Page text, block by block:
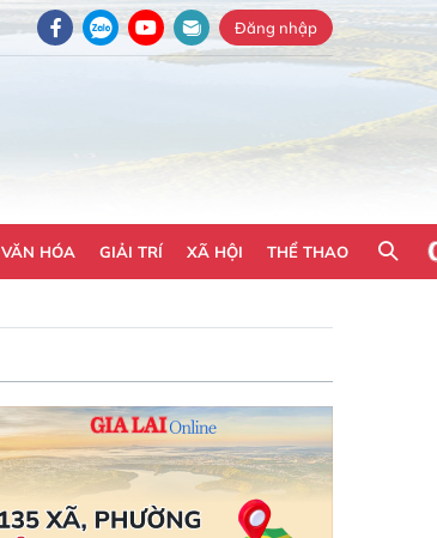
Đăng nhập
VĂN HÓA GIẢI TRÍ XÃ HỘI THỂ THAO